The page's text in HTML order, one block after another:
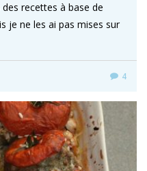
recettes à base de
je ne les ai pas mises sur
4